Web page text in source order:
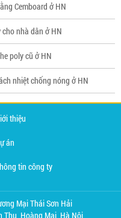
Cemboard ở HN
nhà dân ở HN
poly cũ ở HN
nhiệt chống nóng ở HN
thiệu
án
tin công ty
Mại Thái Sơn Hải
Thụ, Hoàng Mai, Hà Nội